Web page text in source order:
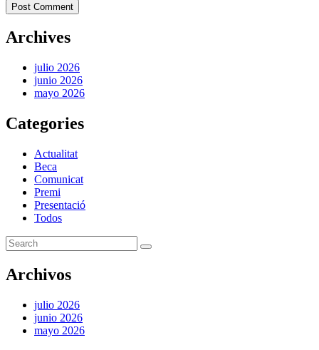
Post Comment
Archives
julio 2026
junio 2026
mayo 2026
Categories
Actualitat
Beca
Comunicat
Premi
Presentació
Todos
Archivos
julio 2026
junio 2026
mayo 2026